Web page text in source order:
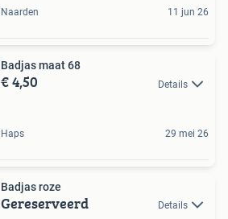
Naarden 11 jun 26
Badjas maat 68
€ 4,50 Details
Haps 29 mei 26
Badjas roze
Gereserveerd Details